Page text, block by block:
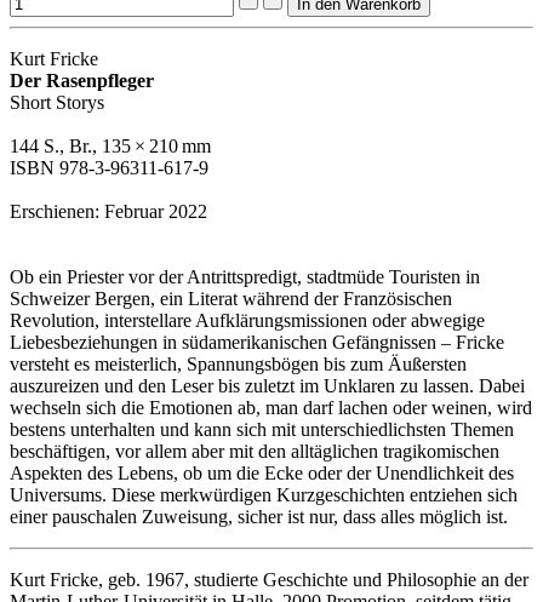
Kurt Fricke
Der Rasenpfleger
Short Storys
144 S., Br., 135 × 210 mm
ISBN 978-3-96311-617-9
Erschienen: Februar 2022
Ob ein Priester vor der Antrittspredigt, stadtmüde Touristen in
Schweizer Bergen, ein Literat während der Französischen
Revolution, interstellare Aufklärungsmissionen oder abwegige
Liebesbeziehungen in südamerikanischen Gefängnissen – Fricke
versteht es meisterlich, Spannungsbögen bis zum Äußersten
auszureizen und den Leser bis zuletzt im Unklaren zu lassen. Dabei
wechseln sich die Emotionen ab, man darf lachen oder weinen, wird
bestens unterhalten und kann sich mit unterschiedlichsten Themen
beschäftigen, vor allem aber mit den alltäglichen tragikomischen
Aspekten des Lebens, ob um die Ecke oder der Unendlichkeit des
Universums. Diese merkwürdigen Kurzgeschichten entziehen sich
einer pauschalen Zuweisung, sicher ist nur, dass alles möglich ist.
Kurt Fricke, geb. 1967, studierte Geschichte und Philosophie an der